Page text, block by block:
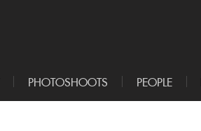
PHOTOSHOOTS PEOPLE